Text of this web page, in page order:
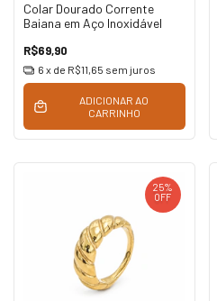
Colar Dourado Corrente
Baiana em Aço Inoxidável
R$69,90
6 x de R$11,65 sem juros
ADICIONAR AO
CARRINHO
25%
OFF